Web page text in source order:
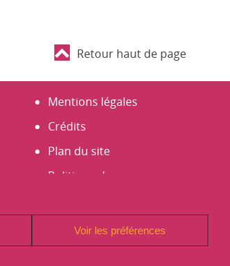
Voir les préférences
Retour haut de page
Mentions légales
Crédits
Plan du site
Politique de
Signaler un problème sur
le site